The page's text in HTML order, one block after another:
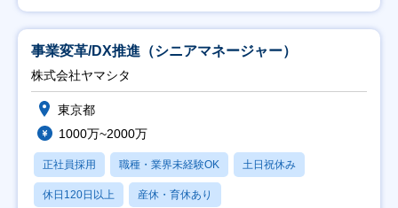
事業変革/DX推進（シニアマネージャー）
株式会社ヤマシタ
東京都
1000万~2000万
正社員採用 職種・業界未経験OK 土日祝休み
休日120日以上 産休・育休あり